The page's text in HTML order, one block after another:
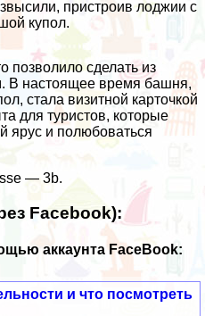
пристроив лоджии с
купол.
позволило сделать из
В настоящее время башня,
стала визитной карточкой
для туристов, которые
ярус и полюбоваться
— 3b.
Facebook):
аккаунта FaceBook:
и что посмотреть